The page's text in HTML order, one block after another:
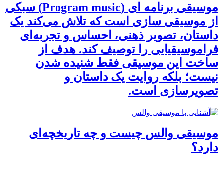
موسیقی برنامه ای (Program music) سبکی
از موسیقی سازی است که تلاش می‌کند یک
داستان، تصویر ذهنی، احساس و تجربه‌ای
فراموسیقیایی را توصیف کند. هدف از
ساخت این موسیقی فقط شنیده شدن
نیست؛ بلکه روایت یک داستان و
تصویرسازی است.
موسیقی والس چیست و چه تاریخچه‌ای
دارد؟